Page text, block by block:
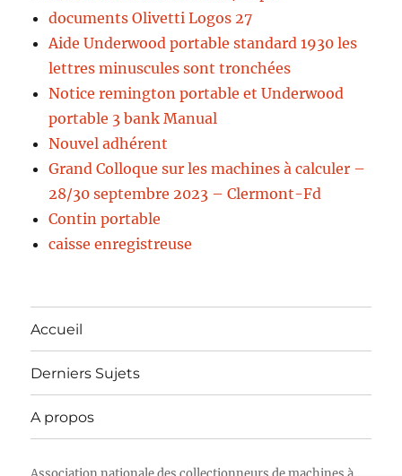
documents Olivetti Logos 27
Aide Underwood portable standard 1930 les
lettres minuscules sont tronchées
Notice remington portable et Underwood
portable 3 bank Manual
Nouvel adhérent
Grand Colloque sur les machines à calculer –
28/30 septembre 2023 – Clermont-Fd
Contin portable
caisse enregistreuse
Accueil
Derniers Sujets
A propos